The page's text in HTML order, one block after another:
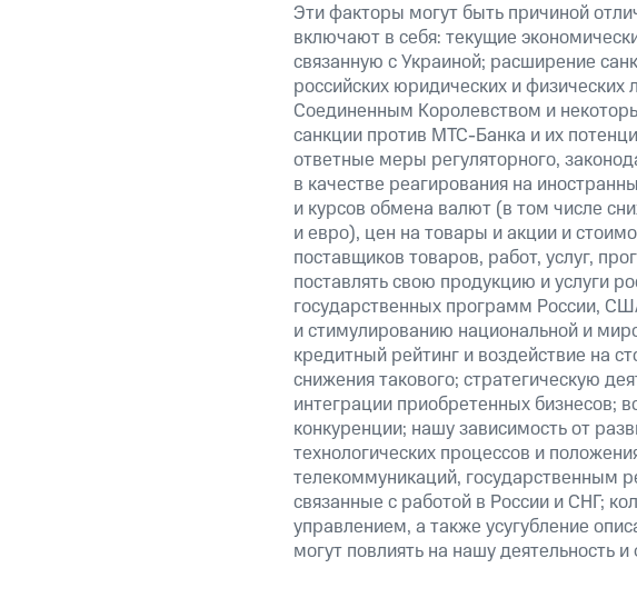
Эти факторы могут быть причиной
включают в себя: текущие
связанную с Украиной; расширение
российских юридических и
Соединенным Королевством и
санкции против МТС-Банка и их
ответные меры регуляторного,
в качестве реагирования на
и курсов обмена валют (в том числе
и евро), цен на товары и акции и
поставщиков товаров, работ, услуг,
поставлять свою продукцию и услуги
государственных программ России,
и стимулированию национальной и
кредитный рейтинг и воздействие на
снижения такового; стратегическую
интеграции приобретенных бизнесов;
конкуренции; нашу зависимость от
технологических процессов и
телекоммуникаций, государственным
связанные с работой в России и СНГ;
управлением, а также усугубление
могут повлиять на нашу деятельность